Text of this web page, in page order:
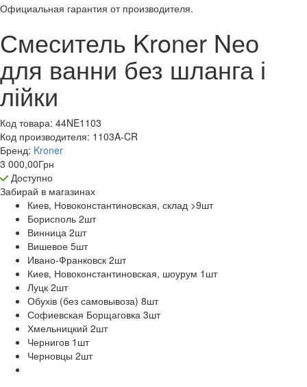
Официальная гарантия от производителя.
Смеситель Kroner Nео
для ванни без шланга і
лійки
Код товара: 44NE1103
Код производителя: 1103A-CR
Бренд: Kroner
3 000,00Грн
Доступно
Забирай в магазинах
Киев, Новоконстантиновская, склад >9шт
Борисполь 2шт
Винница 2шт
Вишевое 5шт
Ивано-Франковск 2шт
Киев, Новоконстантиновская, шоурум 1 шт
Луцк 2шт
Обухів (без самовывоза) 8шт
Софиевская Борщаговка 3шт
Хмельницкий 2шт
Чернигов 1 шт
Черновцы 2шт